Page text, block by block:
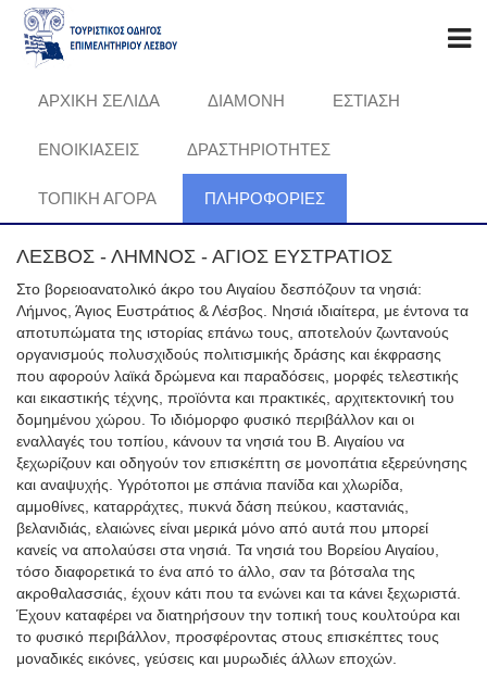
ΑΡΧΙΚΗ ΣΕΛΙΔΑ ΔΙΑΜΟΝΗ ΕΣΤΙΑΣΗ
ΕΝΟΙΚΙΑΣΕΙΣ ΔΡΑΣΤΗΡΙΟΤΗΤΕΣ
ΤΟΠΙΚΗ ΑΓΟΡΑ ΠΛΗΡΟΦΟΡΊΕΣ
ΛΕΣΒΟΣ - ΛΗΜΝΟΣ - ΑΓΙΟΣ ΕΥΣΤΡΑΤΙΟΣ
Στο βορειοανατολικό άκρο του Αιγαίου δεσπόζουν τα νησιά:
Λήμνος, Άγιος Ευστράτιος & Λέσβος. Νησιά ιδιαίτερα, με έντονα τα
αποτυπώματα της ιστορίας επάνω τους, αποτελούν ζωντανούς
οργανισμούς πολυσχιδούς πολιτισμικής δράσης και έκφρασης
που αφορούν λαϊκά δρώμενα και παραδόσεις, μορφές τελεστικής
και εικαστικής τέχνης, προϊόντα και πρακτικές, αρχιτεκτονική του
δομημένου χώρου. Το ιδιόμορφο φυσικό περιβάλλον και οι
εναλλαγές του τοπίου, κάνουν τα νησιά του Β. Αιγαίου να
ξεχωρίζουν και οδηγούν τον επισκέπτη σε μονοπάτια εξερεύνησης
και αναψυχής. Υγρότοποι με σπάνια πανίδα και χλωρίδα,
αμμοθίνες, καταρράχτες, πυκνά δάση πεύκου, καστανιάς,
βελανιδιάς, ελαιώνες είναι μερικά μόνο από αυτά που μπορεί
κανείς να απολαύσει στα νησιά. Τα νησιά του Βορείου Αιγαίου,
τόσο διαφορετικά το ένα από το άλλο, σαν τα βότσαλα της
ακροθαλασσιάς, έχουν κάτι που τα ενώνει και τα κάνει ξεχωριστά.
Έχουν καταφέρει να διατηρήσουν την τοπική τους κουλτούρα και
το φυσικό περιβάλλον, προσφέροντας στους επισκέπτες τους
μοναδικές εικόνες, γεύσεις και μυρωδιές άλλων εποχών.